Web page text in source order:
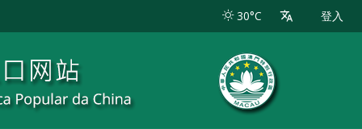
30°C 登入